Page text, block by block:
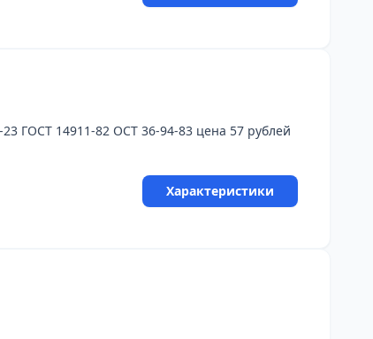
ГОСТ 14911-82 ОСТ 36-94-83 цена 57 рублей
Характеристики